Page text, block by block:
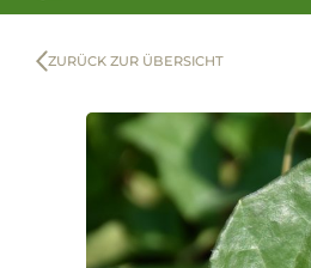
ZURÜCK ZUR ÜBERSICHT